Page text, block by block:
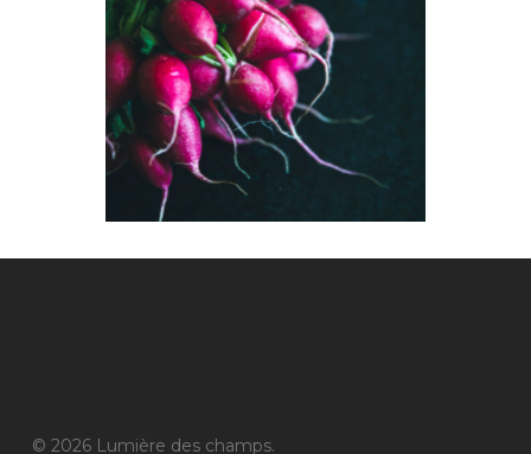
© 2026 Lumière des champs.